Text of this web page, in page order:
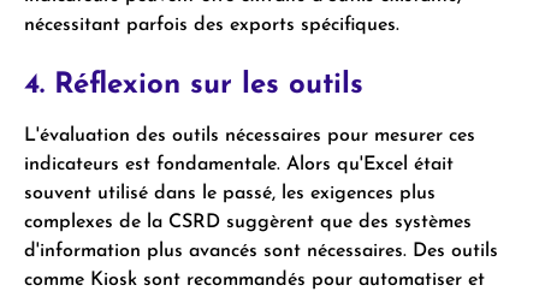
nécessitant parfois des exports spécifiques.
4. Réflexion sur les outils
L'évaluation des outils nécessaires pour mesurer ces
indicateurs est fondamentale. Alors qu'Excel était
souvent utilisé dans le passé, les exigences plus
complexes de la CSRD suggèrent que des systèmes
d'information plus avancés sont nécessaires. Des outils
comme Kiosk sont recommandés pour automatiser et